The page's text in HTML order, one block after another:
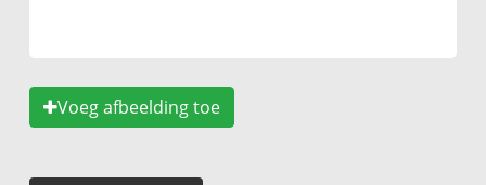
Voeg afbeelding toe